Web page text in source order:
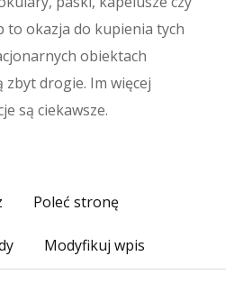
Komisy
Reklamowe
Agencje
Wigor
Integracyjne
to okazja do kupienia tych
obiektach
drogie. Im więcej
są ciekawsze.
Poleć stronę
Modyfikuj wpis